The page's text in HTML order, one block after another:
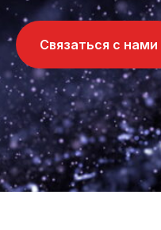
Связаться с нами